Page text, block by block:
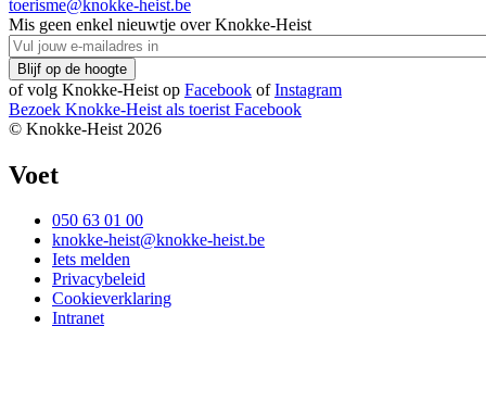
toerisme@knokke-heist.be
Mis geen enkel nieuwtje over Knokke-Heist
of volg Knokke-Heist op Facebook ofInstagram
Bezoek Knokke-Heist als toerist Facebook
© Knokke-Heist 2026
Voet
050 63 01 00
knokke-heist@knokke-heist.be
Iets melden
Privacybeleid
Cookieverklaring
Intranet